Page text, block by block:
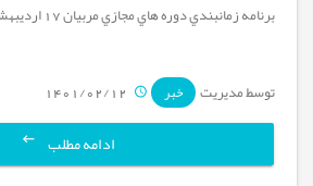
برنامه زمانبندي دوره هاي مجازي مربيان 17 ارديبهشت 1401...
توسط مدیریت خبر 1401/02/12
ادامه مطلب